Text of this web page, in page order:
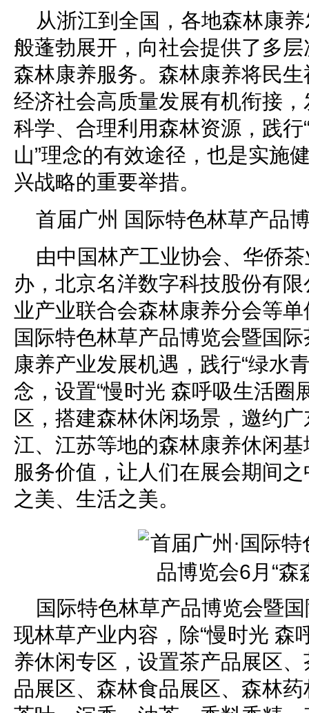
从浙江到全国，各地森林康
般蓬勃展开，向社会提供了多
森林康养服务。森林康养将民
经济社会高质量发展有机衔接
科学、合理利用森林资源，践
山”理念的有效途径，也是实施
兴战略的重要举措。
首届广州 国际特色林草产品
由中国林产工业协会、华侨
办，北京名洋数字科技股份有
业产业联合会森林康养分会等
国际特色林草产品博览会暨国
康养产业发展机遇，践行“绿水
念，设置“慢时光 森呼吸生活圈
区，搭建森林休闲场景，邀约
江、江苏等地的森林康养休闲
服务价值，让人们在展会期间
之美、生活之美。
国际特色林草产品博览会暨
现林草产业内容，除“慢时光 森
养休闲专区，设置茶产品展区
品展区、森林食品展区、森林